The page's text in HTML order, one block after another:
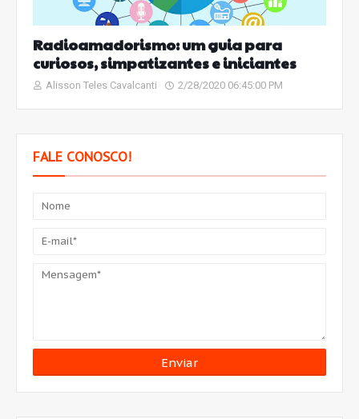
Radioamadorismo: um guia para
curiosos, simpatizantes e iniciantes
Alisson Teles Cavalcanti 2/28/2020 06:45:00 PM
FALE CONOSCO!